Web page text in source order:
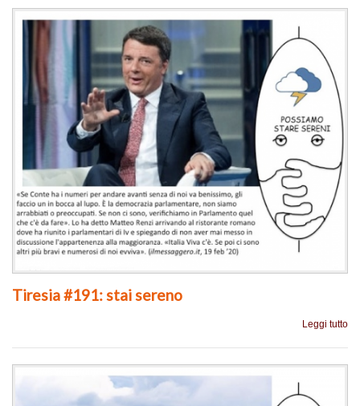
Tiresia #191: stai sereno
Leggi tutto